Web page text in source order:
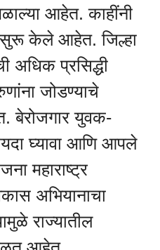
आहेत. काहींनी
सुरू केले आहेत. जिल्हा
अधिक प्रसिद्धी
जोडण्याचे
युवक-
घ्यावा आणि आपले
महाराष्ट्र
अभियानाचा
राज्यातील